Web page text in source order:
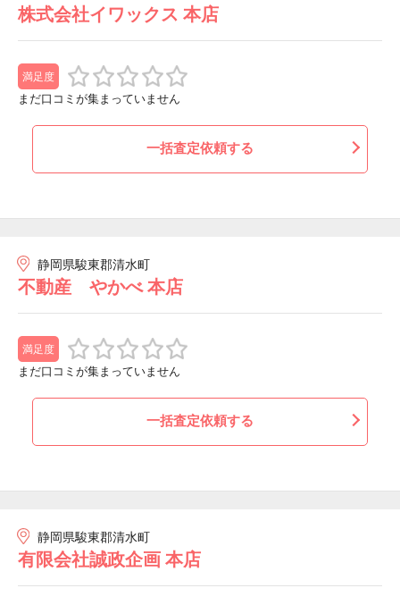
株式会社イワックス 本店
満足度
まだ口コミが集まっていません
一括査定依頼する
静岡県駿東郡清水町
不動産 やかべ 本店
満足度
まだ口コミが集まっていません
一括査定依頼する
静岡県駿東郡清水町
有限会社誠政企画 本店